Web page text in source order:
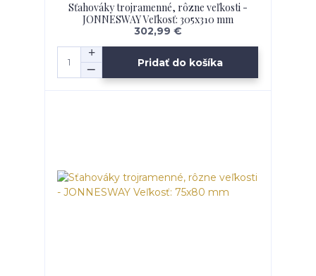
Sťahováky trojramenné, rôzne veľkosti -
JONNESWAY Veľkosť: 305x310 mm
302,99 €
Pridať do košíka